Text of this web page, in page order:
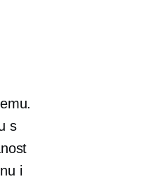
s
i